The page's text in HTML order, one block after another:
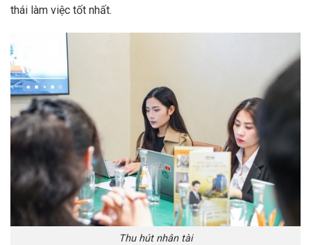
thái làm việc tốt nhất.
Thu hút nhân tài